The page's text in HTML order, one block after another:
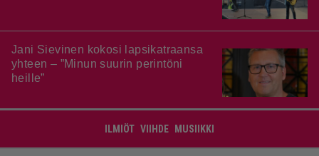
Jani Sievinen kokosi lapsikatraansa
yhteen – ”Minun suurin perintöni
heille”
ILMIÖT VIIHDE MUSIIKKI